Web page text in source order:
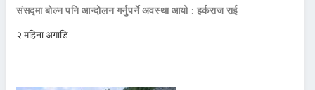
संसद्मा बोल्न पनि आन्दोलन गर्नुपर्ने अवस्था आयो : हर्कराज राई
२ महिना अगाडि